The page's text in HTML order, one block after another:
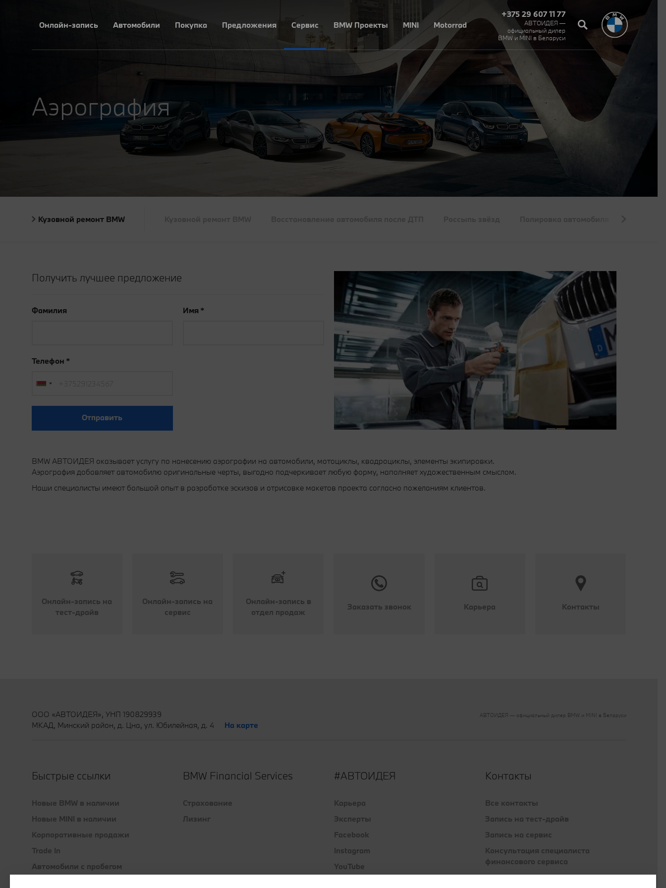
Онлайн-запись Автомобили Покупка Предложения Сервис BMW Проекты MINI Motorrad
+375 29 607 11 77
АВТОИДЕЯ —
официальный дилер
BMW и MINI в Беларуси‎
Аэрография
Кузовной ремонт BMW
Получить лучшее предложение
Фамилия Имя
Телефон
Отправить
BMW АВТОИДЕЯ оказывает услугу по нанесению аэрографии на автомобили, мотоциклы, квадроциклы, элементы экипировки.
Аэрография добавляет автомобилю оригинальные черты, выгодно подчеркивает любую форму, наполняет художественным смыслом.
Наши специалисты имеют большой опыт в разработке эскизов и отрисовке макетов проекта согласно пожеланиям клиентов.
Онлайн-запись на
тест-драйв
Онлайн-запись на
сервис
Онлайн-запись в
отдел продаж
Заказать звонок Карьера Контакты
АВТОИДЕЯ — официальный дилер BMW и MINI в Беларуси‎
ООО «АВТОИДЕЯ», УНП 190829939
МКАД, Минский район, д. Цна, ул. Юбилейная, д. 4
На карте
Быстрые ссылки
Новые BMW в наличии
Новые MINI в наличии
Корпоративные продажи
Trade In
Автомобили с пробегом
BMW Financial Services
Страхование
Лизинг
#АВТОИДЕЯ
Карьера
Эксперты
Facebook
Instagram
YouTube
Контакты
Все контакты
Запись на тест-драйв
Запись на сервис
Консультация специалиста
финансового сервиса
Консультация специалиста отдела